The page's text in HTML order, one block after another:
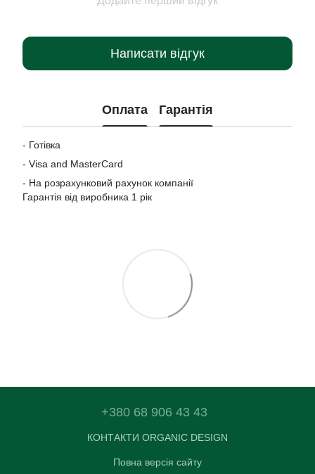
Написати відгук
Оплата Гарантія
- Готівка
- Visa and MasterCard
- На розрахунковий рахунок компанії
Гарантія від виробника 1 рік
+380 68 906 43 43
КОНТАКТИ ORGANIC DESIGN
Повна версія сайту